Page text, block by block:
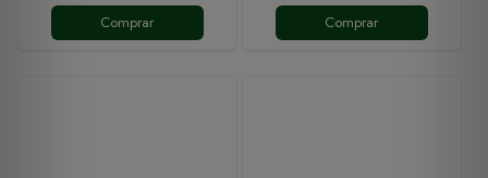
Comprar Comprar